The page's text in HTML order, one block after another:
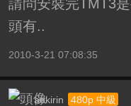
請問安裝完TMT3
頭有..
2010-3-21 07:08:35
aokirin 480p 中級